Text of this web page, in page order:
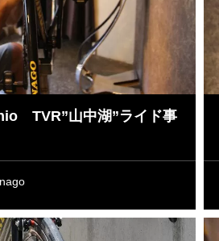
TVR”山中湖”ライド事